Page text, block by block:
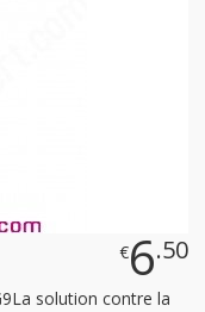
€6.50
solution contre la